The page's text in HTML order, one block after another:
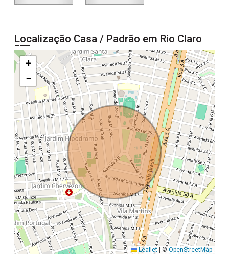
Localização Casa / Padrão em Rio Claro
+
−
Leaflet © OpenStreetMap